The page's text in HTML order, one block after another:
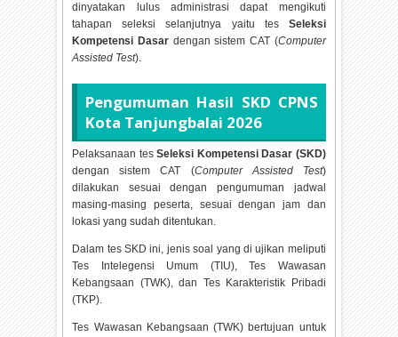
dinyatakan lulus administrasi dapat mengikuti
tahapan seleksi selanjutnya yaitu tes Seleksi
Kompetensi Dasar dengan sistem CAT (Computer
Assisted Test).
Pengumuman Hasil SKD CPNS
Kota Tanjungbalai 2026
Pelaksanaan tesSeleksi Kompetensi Dasar (SKD)
dengan sistem CAT (Computer Assisted Test)
dilakukan sesuai dengan pengumuman jadwal
masing-masing peserta, sesuai dengan jam dan
lokasi yang sudah ditentukan.
Dalam tes SKD ini, jenis soal yang di ujikan meliputi
Tes Intelegensi Umum (TIU), Tes Wawasan
Kebangsaan (TWK), dan Tes Karakteristik Pribadi
(TKP).
Tes Wawasan Kebangsaan (TWK) bertujuan untuk